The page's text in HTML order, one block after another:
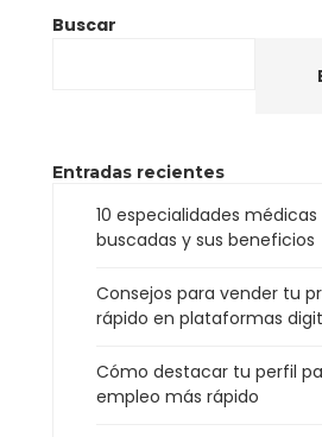
Buscar
Entradas recientes
10 especialidades
buscadas y sus beneficios
Consejos para vender tu
rápido en plataformas
Cómo destacar tu perfil
empleo más rápido